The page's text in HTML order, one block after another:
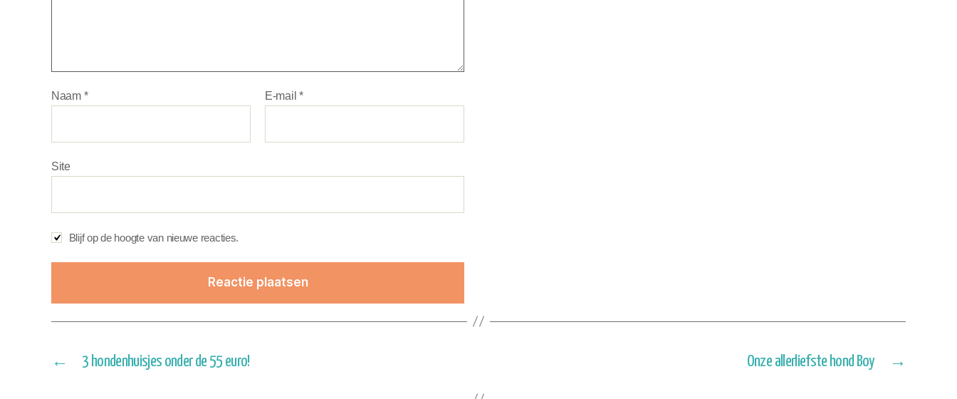
Naam * E-mail*
Site
Blijf op de hoogte van nieuwe reacties.
← 3 hondenhuisjes onder de 55 euro! →
Onze allerliefste hond Boy